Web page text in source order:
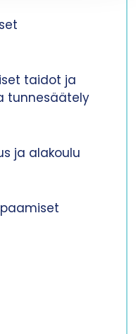
taidot ja
tunnesäätely
ja alakoulu